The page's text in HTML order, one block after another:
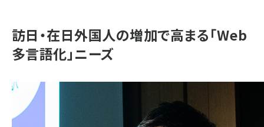
訪日・在日外国人の増加で高まる「Web
多言語化」ニーズ